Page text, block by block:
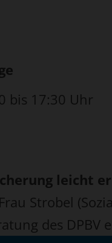
bis 17:30 Uhr
leicht
Strobel
des DPBV